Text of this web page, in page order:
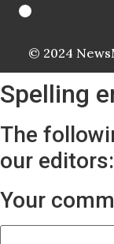
© 2024
Spelling
The
our editors:
Your